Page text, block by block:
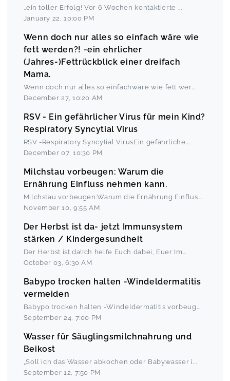
..ein toller Erfolg! Vor 6 Wochen kontaktierte ...
January 22 ,10:00 PM
Wenn doch nur alles so einfach wäre wie
fett werden?! -ein ehrlicher
(Jahres-)Fettrückblick einer dreifach
Mama.
Wenn doch nur alles so einfachwäre wie fett wer...
December 27, 10:20 AM
RSV - Ein gefährlicher Virus für mein Kind?
Respiratory Syncytial Virus
RSV -Respiratory Syncytial VirusEin gefährliche...
December 07, 10:30 PM
Milchstau vorbeugen: Warum die
Ernährung Einfluss nehmen kann.
Milchstau vorbeugen:Warum die Ernährung Einflus...
November 10 9:55 AM
Der Herbst ist da- jetzt Immunsystem
stärken / Kindergesundheit
Der Herbst ist da!Ich helfe Euch dabei, Euer Im ...
October 03 ,6:30 AM
Babypo trocken halten -Windeldermatitis
vermeiden
Babypo trocken halten -Windeldermatitis vorbeug ...
September 24 7:00 PM
Wasser für Säuglingsmilchnahrung und
Beikost
„Soll ich das Wasser abkochen oder Babywasser i ...
September 12 7:50 PM